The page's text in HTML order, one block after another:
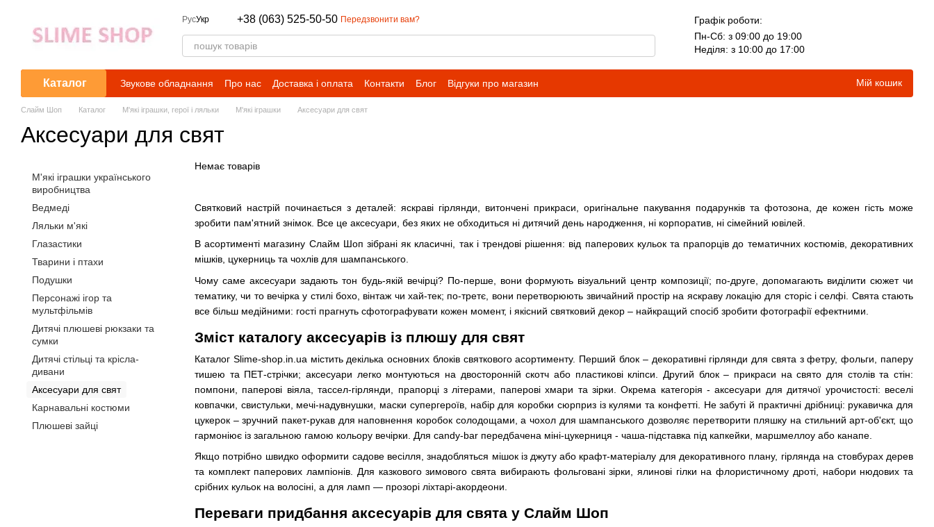
РусУкр +38 (063) 525-50-50 Передзвонити вам?
Графік роботи:
Пн-Сб: з 09:00 до 19:00
Неділя: з 10:00 до 17:00
Каталог Звукове обладнання Про нас Доставка і оплата Контакти Блог Відгуки про магазин Мій кошик
Слайм Шоп Каталог М'які іграшки, герої і ляльки М'які іграшки Аксесуари для свят
Аксесуари для свят
Святковий настрій починається з деталей: яскраві гірлянди, витончені прикраси, оригінальне пакування подарунків та фотозона, де кожен гість може
зробити пам'ятний знімок. Все це аксесуари, без яких не обходиться ні дитячий день народження, ні корпоратив, ні сімейний ювілей.
В асортименті магазину Слайм Шоп зібрані як класичні, так і трендові рішення: від паперових кульок та прапорців до тематичних костюмів, декоративних
мішків, цукерниць та чохлів для шампанського.
Чому саме аксесуари задають тон будь-якій вечірці? По-перше, вони формують візуальний центр композиції; по-друге, допомагають виділити сюжет чи
тематику, чи то вечірка у стилі бохо, вінтаж чи хай-тек; по-третє, вони перетворюють звичайний простір на яскраву локацію для сторіс і селфі. Свята стають
все більш медійними: гості прагнуть сфотографувати кожен момент, і якісний святковий декор – найкращий спосіб зробити фотографії ефектними.
Зміст каталогу аксесуарів із плюшу для свят
Каталог Slime-shop.in.ua містить декілька основних блоків святкового асортименту. Перший блок – декоративні гірлянди для свята з фетру, фольги, паперу
тишею та ПЕТ-стрічки; аксесуари легко монтуються на двосторонній скотч або пластикові кліпси. Другий блок – прикраси на свято для столів та стін:
помпони, паперові віяла, тассел-гірлянди, прапорці з літерами, паперові хмари та зірки. Окрема категорія - аксесуари для дитячої урочистості: веселі
ковпачки, свистульки, мечі-надувнушки, маски супергероїв, набір для коробки сюрприз із кулями та конфетті. Не забуті й практичні дрібниці: рукавичка для
цукерок – зручний пакет-рукав для наповнення коробок солодощами, а чохол для шампанського дозволяє перетворити пляшку на стильний арт-об'єкт, що
гармоніює із загальною гамою кольору вечірки. Для candy-bar передбачена міні-цукерниця - чаша-підставка під капкейки, маршмеллоу або канапе.
Якщо потрібно швидко оформити садове весілля, знадобляться мішок із джуту або крафт-матеріалу для декоративного плану, гірлянда на стовбурах дерев
та комплект паперових лампіонів. Для казкового зимового свята вибирають фольговані зірки, ялинові гілки на флористичному дроті, набори нюдових та
срібних кульок на волосіні, а для ламп — прозорі ліхтарі-акордеони.
Переваги придбання аксесуарів для свята у Слайм Шоп
Немає товарів
М'які іграшки українського
виробництва
Ведмеді
Ляльки м'які
Глазастики
Тварини і птахи
Подушки
Персонажі ігор та
мультфільмів
Дитячі плюшеві рюкзаки та
сумки
Дитячі стільці та крісла-
дивани
Аксесуари для свят
Карнавальні костюми
Плюшеві зайці